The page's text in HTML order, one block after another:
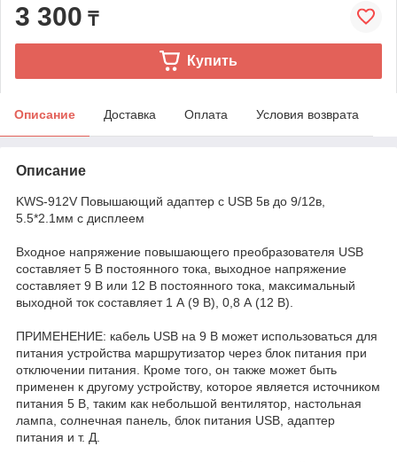
3 300 ₸
Купить
Описание Доставка Оплата Условия возврата
Описание
KWS-912V Повышающий адаптер с USB 5в до 9/12в,
5.5*2.1мм с дисплеем
Входное напряжение повышающего преобразователя USB
составляет 5 В постоянного тока, выходное напряжение
составляет 9 В или 12 В постоянного тока, максимальный
выходной ток составляет 1 А (9 В), 0,8 А (12 В).
ПРИМЕНЕНИЕ: кабель USB на 9 В может использоваться для
питания устройства маршрутизатор через блок питания при
отключении питания. Кроме того, он также может быть
применен к другому устройству, которое является источником
питания 5 В, таким как небольшой вентилятор, настольная
лампа, солнечная панель, блок питания USB, адаптер
питания и т. Д.